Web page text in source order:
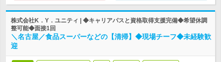
株式会社K．Y．ユニティ | ◆キャリアパスと資格取得支援完備◆希望休調
整可能◆面接1回
＼名古屋／食品スーパーなどの【清掃】◆現場チーフ◆未経験歓
迎